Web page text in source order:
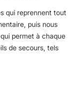
qui reprennent tout
puis nous
permet à chaque
de secours, tels